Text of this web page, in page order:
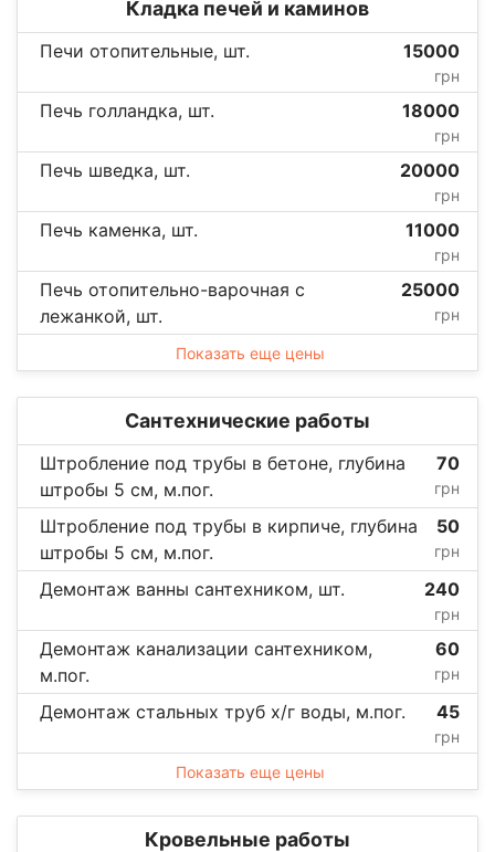
Кладка печей и каминов
Печи отопительные, шт. 15000
грн
Печь голландка, шт. 18000
грн
Печь шведка, шт. 20000
грн
Печь каменка, шт. 11000
грн
Печь отопительно-варочная с
лежанкой, шт.
25000
грн
Показать еще цены
Сантехнические работы
Штробление под трубы в бетоне, глубина
штробы 5 см, м.пог.
70
грн
Штробление под трубы в кирпиче, глубина
штробы 5 см, м.пог.
50
грн
Демонтаж ванны сантехником, шт. 240
грн
Демонтаж канализации сантехником,
м.пог.
60
грн
Демонтаж стальных труб х/г воды, м.пог. 45
грн
Показать еще цены
Кровельные работы